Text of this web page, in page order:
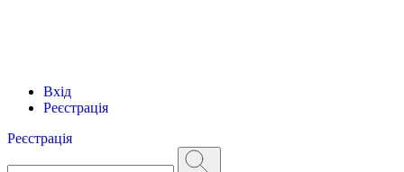
Вхід
Реєстрація
Реєстрація